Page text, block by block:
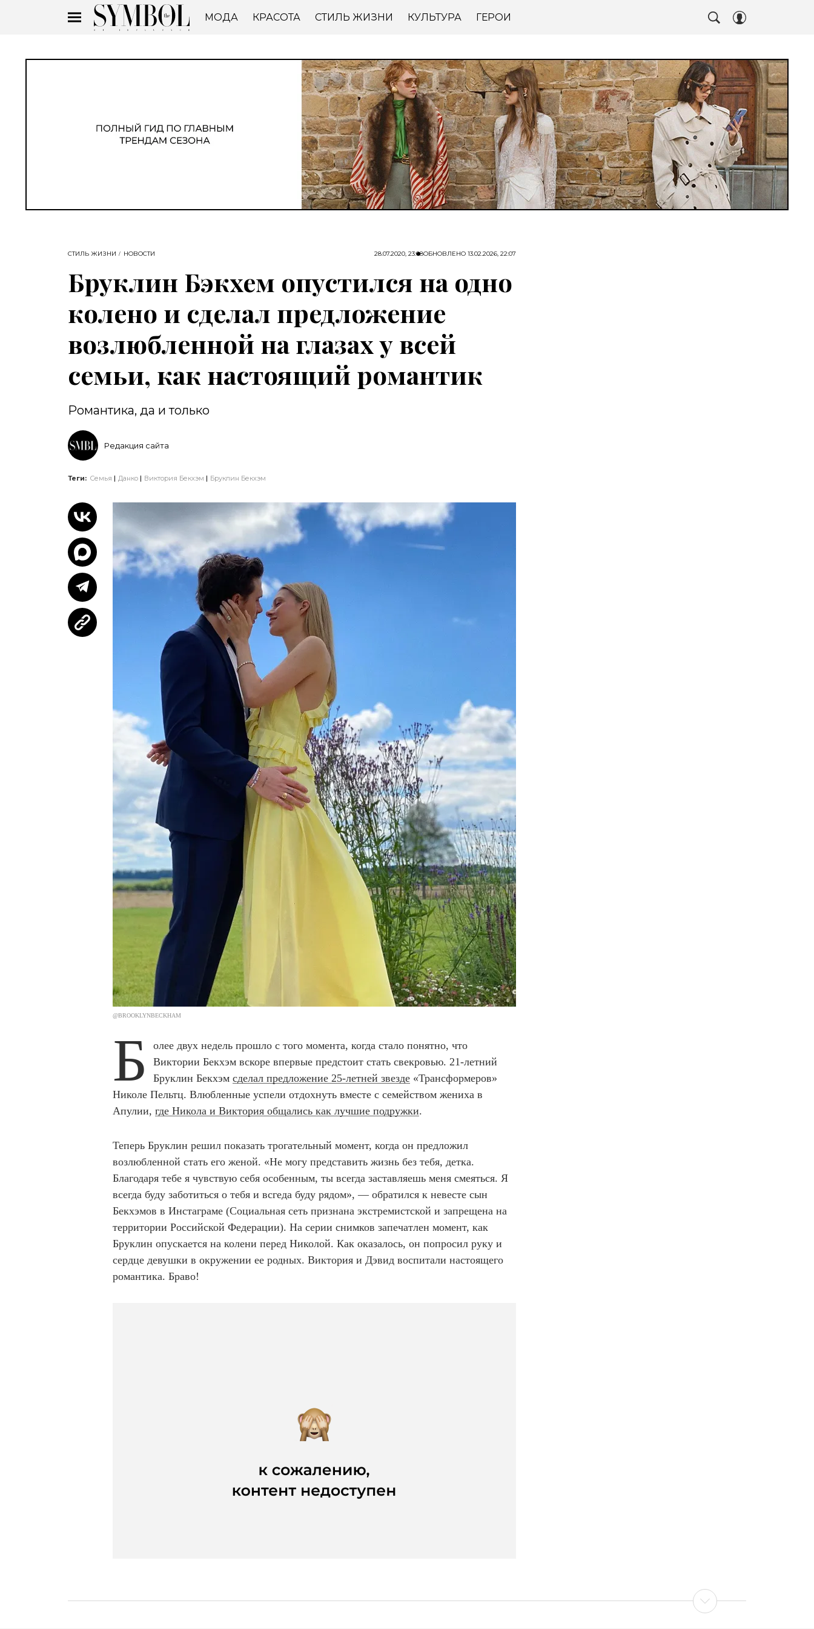
МОДА КРАСОТА СТИЛЬ ЖИЗНИ КУЛЬТУРА ГЕРОИ
СТИЛЬ ЖИЗНИ НОВОСТИ 28.07.2020, 23:08ОБНОВЛЕНО 13.02.2026, 22:07
Бруклин Бэкхем опустился на одно
колено и сделал предложение
возлюбленной на глазах у всей
семьи, как настоящий романтик
Романтика, да и только
Редакция сайта
Теги: Семья Данко Виктория Бекхэм Бруклин Бекхэм
@BROOKLYNBECKHAM
Б
олее двух недель прошло с того момента, когда стало понятно, что
Виктории Бекхэм вскоре впервые предстоит стать свекровью. 21-летний
Бруклин Бекхэм сделал предложение 25-летней звезде «Трансформеров»
Николе Пельтц. Влюбленные успели отдохнуть вместе с семейством жениха в
Апулии, где Никола и Виктория общались как лучшие подружки.
Теперь Бруклин решил показать трогательный момент, когда он предложил
возлюбленной стать его женой. «Не могу представить жизнь без тебя, детка.
Благодаря тебе я чувствую себя особенным, ты всегда заставляешь меня смеяться. Я
всегда буду заботиться о тебя и всгеда буду рядом», — обратился к невесте сын
Бекхэмов в Инстаграме (Социальная сеть признана экстремистской и запрещена на
территории Российской Федерации). На серии снимков запечатлен момент, как
Бруклин опускается на колени перед Николой. Как оказалось, он попросил руку и
сердце девушки в окружении ее родных. Виктория и Дэвид воспитали настоящего
романтика. Браво!